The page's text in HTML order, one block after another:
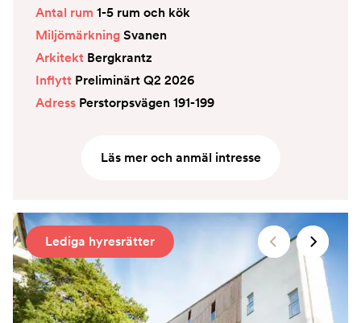
Antal rum 1-5 rum och kök
MiljömärkningSvanen
Arkitekt Bergkrantz
Inflytt Preliminärt Q2 2026
Adress Perstorpsvägen 191-199
Läs mer och anmäl intresse
Lediga hyresrätter